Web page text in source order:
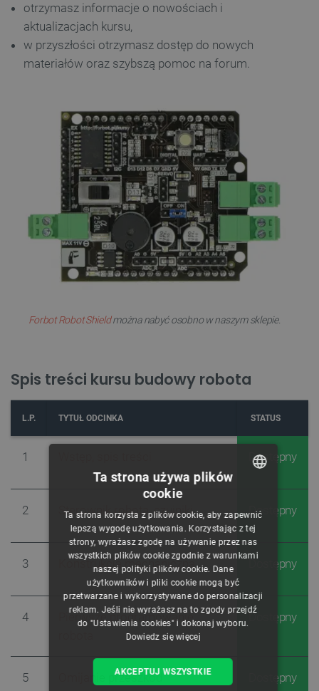
otrzymasz informacje o nowościach i
aktualizacjach kursu,
w przyszłości otrzymasz dostęp do nowych
materiałów oraz szybszą pomoc na forum.
Forbot Robot Shieldmożna nabyć osobno w naszym sklepie.
Spis treści kursu budowy robota
L.P. TYTUŁ ODCINKA STATUS
1 Dostępny
2 Sterownik robota, czujniki Dostępny
3 onstrukcja mechaniczna Dostępny
4
ierwsze programowanie
Dostępny
5 mijanie przeszkód Dostępny
CZECH
ENGLISH
GERMAN
Ta strona używa plików
cookie
Ta strona korzysta z plików cookie, aby zapewnić
lepszą wygodę użytkowania. Korzystając z tej
strony, wyrażasz zgodę na używanie przez nas
wszystkich plików cookie zgodnie z warunkami
naszej polityki plików cookie. Dane
użytkowników i pliki cookie mogą być
przetwarzane i wykorzystywane do personalizacji
reklam. Jeśli nie wyrażasz na to zgody przejdź
do "Ustawienia cookies" i dokonaj wyboru.
Dowiedz się więcej
AKCEPTUJ WSZYSTKIE